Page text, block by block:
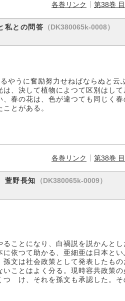
各巻リンク 第38巻 目
私との問答 （DK380065k-0008）
うに奮励努力せねばならぬと云
、決して植物によつて区別はし
春の花は、色が違つても同じく
とがある。
各巻リンク 第38巻 目
野長知
（DK380065k-0009）
ことになり、白禍説を説かんと
依つて助かる、亜細亜は日本と
文は社会政策として発表したも
ことはよく分る。現時容共政策
ゝけ、それを孫文も承認した。そ